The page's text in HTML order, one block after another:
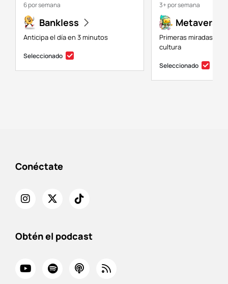
6 por semana
Bankless
Anticipa el día en 3 minutos
Seleccionado
3+ por semana
Metaversal
Primeras miradas a
cultura
Seleccionado
Conéctate
Obtén el podcast